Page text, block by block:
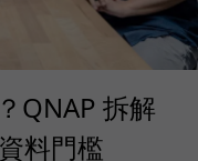
QNAP 拆解
料門檻